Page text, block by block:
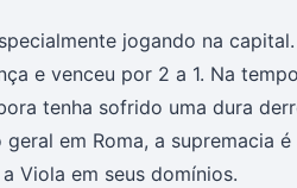
jogando na
e venceu por 2 a 1. Na
tenha sofrido uma dura
em Roma, a supremacia é
Viola em seus domínios.